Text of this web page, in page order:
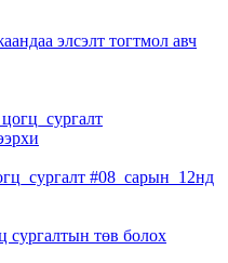
элсэлт тогтмол авч
#08_сарын_12нд